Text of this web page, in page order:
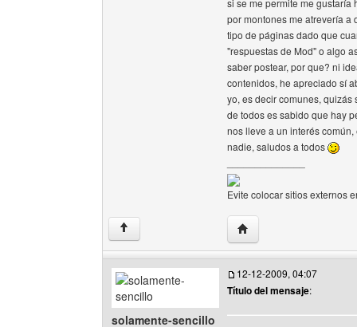
si se me permite me
por montones me atrevería a
tipo de páginas dado que
"respuestas de Mod" o algo
saber postear, por que? ni
contenidos, he apreciado sí
yo, es decir comunes,
de todos es sabido que hay
nos lleve a un interés
nadie, saludos a todos
Evite colocar sitios externos
↑ Visitar sitio web del
solamente-sencillo
12-12-2009, 04:07
Título del mensaje: